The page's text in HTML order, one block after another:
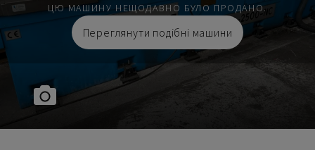
ЦЮ МАШИНУ НЕЩОДАВНО БУЛО ПРОДАНО.
Переглянути подібні машини